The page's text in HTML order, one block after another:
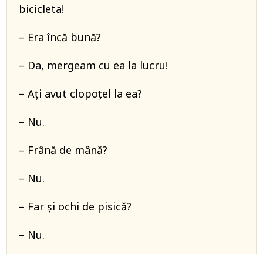
bicicleta!
– Era încă bună?
– Da, mergeam cu ea la lucru!
– Ați avut clopoțel la ea?
– Nu.
– Frână de mână?
– Nu.
– Far și ochi de pisică?
– Nu.